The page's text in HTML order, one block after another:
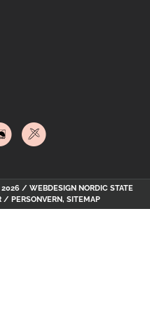
2026 / WEBDESIGN NORDIC STATE
/ PERSONVERN, SITEMAP